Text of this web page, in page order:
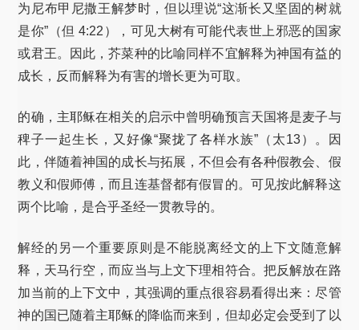
为尼布甲尼撒王解梦时，但以理说“这渐长又坚固的树就
是你”（但 4:22），可见大树有可能代表世上邪恶的国家
或君王。因此，芥菜种的比喻同样不宜解释为神国有益的
成长，反而解释为有害的增长更为可取。
的确，主耶稣在相关的启示中曾明确预言天国将是麦子与
稗子一起生长，又好像“聚拢了各样水族”（太13）。因
此，伴随着神国的成长与拓展，不但会有各种假教会、假
教义和假师傅，而且连基督都有假冒的。可见按此解释这
两个比喻，是合乎圣经一贯教导的。
解经的另一个重要原则是不能脱离经文的上下文随意解
释，天马行空，而应当与上文下理相符合。把反解放在路
加当前的上下文中，其强调的重点很容易看得出来：尽管
神的国已随着主耶稣的降临而来到，但却必定会受到了以